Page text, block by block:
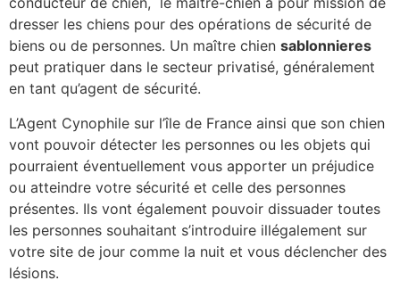
dresser les chiens pour des opérations de sécurité de
biens ou de personnes. Un maître chien sablonnieres
peut pratiquer dans le secteur privatisé, généralement
en tant qu’agent de sécurité.
L’Agent Cynophile sur l’île de France ainsi que son chien
vont pouvoir détecter les personnes ou les objets qui
pourraient éventuellement vous apporter un préjudice
ou atteindre votre sécurité et celle des personnes
présentes. Ils vont également pouvoir dissuader toutes
les personnes souhaitant s’introduire illégalement sur
votre site de jour comme la nuit et vous déclencher des
lésions.